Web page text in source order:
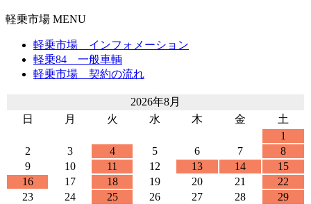
軽乗市場 MENU
軽乗市場 インフォメーション
軽乗84 一般車輌
軽乗市場 契約の流れ
2026年8月
日
月 火 水 木 金
土
1
2
3 4 5 6 7
8
9
10 11 12 13 14
15
16
17 18 19 20 21
22
23
24 25 26 27 28
29